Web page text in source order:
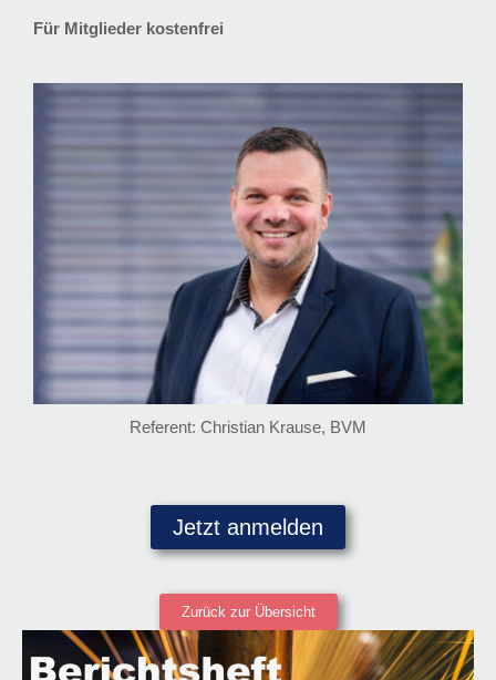
Für Mitglieder kostenfrei
Referent: Christian Krause, BVM
Jetzt anmelden
Zurück zur Übersicht